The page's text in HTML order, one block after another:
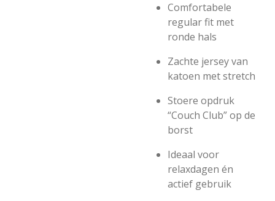
Comfortabele
regular fit met
ronde hals
Zachte jersey van
katoen met stretch
Stoere opdruk
“Couch Club” op de
borst
Ideaal voor
relaxdagen én
actief gebruik